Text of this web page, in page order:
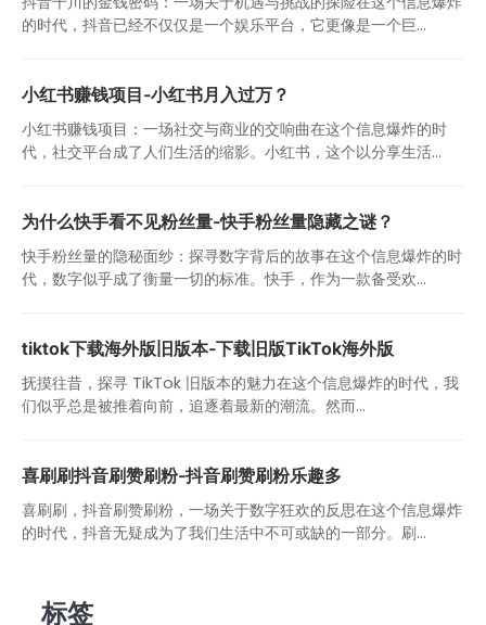
的时代，抖音已经不仅仅是一个娱乐平台，它更像是一个巨...
小红书赚钱项目-小红书月入过万？
小红书赚钱项目：一场社交与商业的交响曲在这个信息爆炸的时
代，社交平台成了人们生活的缩影。小红书，这个以分享生活...
为什么快手看不见粉丝量-快手粉丝量隐藏之谜？
快手粉丝量的隐秘面纱：探寻数字背后的故事在这个信息爆炸的时
代，数字似乎成了衡量一切的标准。快手，作为一款备受欢...
tiktok下载海外版旧版本-下载旧版TikTok海外版
抚摸往昔，探寻 TikTok 旧版本的魅力在这个信息爆炸的时代，我
们似乎总是被推着向前，追逐着最新的潮流。然而...
喜刷刷抖音刷赞刷粉-抖音刷赞刷粉乐趣多
喜刷刷，抖音刷赞刷粉，一场关于数字狂欢的反思在这个信息爆炸
的时代，抖音无疑成为了我们生活中不可或缺的一部分。刷...
标签